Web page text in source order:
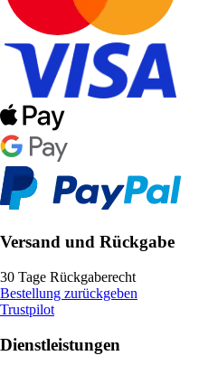
Versand und Rückgabe
30 Tage Rückgaberecht
Bestellung zurückgeben
Trustpilot
Dienstleistungen